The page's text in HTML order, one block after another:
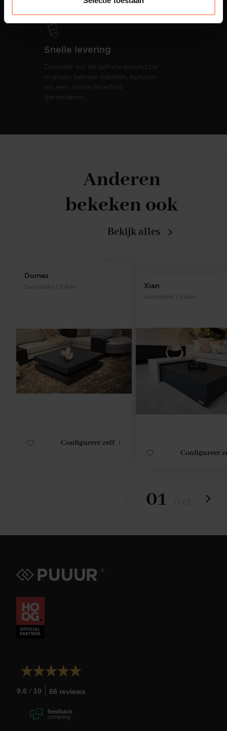
Snelle levering
Doordat wij de gehele productie
in eigen beheer hebben, kunnen
wij een snelle levertijd
garanderen.
Dumas
Salontafel | Eiken
Configureer zelf
Xian
Salontafel | Eiken
Configureer
Anderen
bekeken ook
Bekijk alles
01
9.6 / 10 66 reviews